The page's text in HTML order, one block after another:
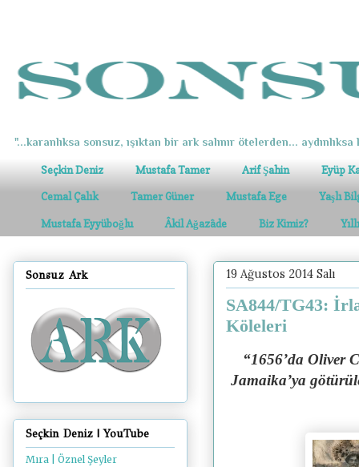
"...karanlıksa sonsuz, ışıktan bir ark salınır ötelerden... aydınlıksa
Seçkin Deniz Mustafa Tamer Arif Şahin Eyüp
Cemal Çalık Tamer Güner Mustafa Ege Yaşlı
Mustafa Eyyüboğlu Âkil Ağazâde Biz Kimiz?
19 Ağustos 2014 Salı
SA844/TG43:
Köleleri
“1656’da Oliver
Jamaika’ya
Sonsuz Ark
Seçkin Deniz | YouTube
Mıra | Öznel Şeyler